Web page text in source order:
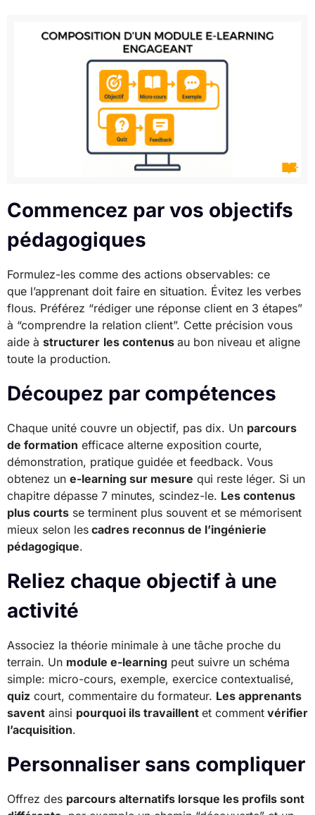
Commencez par vos objectifs
pédagogiques
Formulez-les comme des actions observables: ce
que l’apprenant doit faire en situation. Évitez les verbes
flous. Préférez “rédiger une réponse client en 3 étapes”
à “comprendre la relation client”. Cette précision vous
aide à structurer les contenus au bon niveau et aligne
toute la production.
Découpez par compétences
Chaque unité couvre un objectif, pas dix. Un parcours
de formation efficace alterne exposition courte,
démonstration, pratique guidée et feedback. Vous
obtenez un e-learning sur mesure qui reste léger. Si un
chapitre dépasse 7 minutes, scindez-le. Les contenus
plus courts se terminent plus souvent et se mémorisent
mieux selon les cadres reconnus de l’ingénierie
pédagogique.
Reliez chaque objectif à une
activité
Associez la théorie minimale à une tâche proche du
terrain. Un module e-learning peut suivre un schéma
simple: micro-cours, exemple, exercice contextualisé,
quiz court, commentaire du formateur. Les apprenants
savent ainsi pourquoi ils travaillent et comment vérifier
l’acquisition.
Personnaliser sans compliquer
Offrez des parcours alternatifs lorsque les profils sont